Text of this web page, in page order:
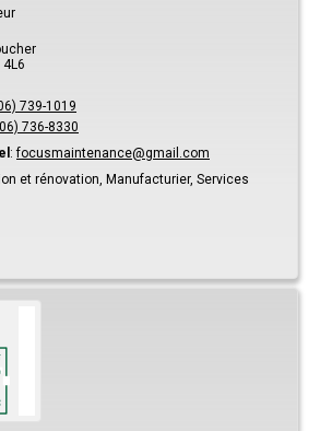
4L6
739-1019
736-8330
: focusmaintenance@gmail.com
et rénovation, Manufacturier, Services